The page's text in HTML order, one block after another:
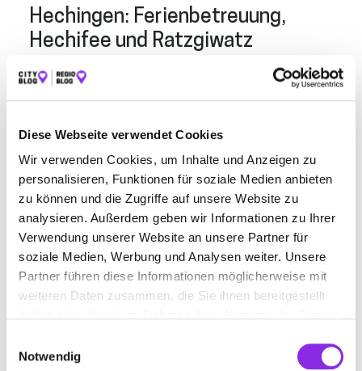
Diese Webseite verwendet Cookies
Wir verwenden Cookies, um Inhalte und Anzeigen zu
personalisieren, Funktionen für soziale Medien anbieten
zu können und die Zugriffe auf unsere Website zu
analysieren. Außerdem geben wir Informationen zu Ihrer
Verwendung unserer Website an unsere Partner für
soziale Medien, Werbung und Analysen weiter. Unsere
Partner führen diese Informationen möglicherweise mit
weiteren Daten zusammen, die Sie ihnen bereitgestellt
Notwendig
Hechingen: Ferienbetreuung,
Hechifee und Ratzgiwatz
InHechingen
gibt es gleich drei wichtige Anlaufstellen für
die Sommerferien.
Zum einen wird an den Grundschulen, an denen eine
angeboten. Diese kann in den Sommerferien am Stück
stattfinden oder über das Jahr verteilt werden. Die
Aktivitäten sind, abgesehen von Ausflügen, in den Räumen
der jeweiligen Grundschule. Die genauen Regelungen
besprichst du am besten mit dem Ansprechpartner in der
jeweiligen Schule.
Zum anderen gibt esHechifee – das Hechinger
Ferienprogramm. Dies ist das 29.Sommerferienprogramm
das vom städtischen Sachgebiet Kinder, Jugendliche, Schule
Ganztagesangebote zu verschiedenen Themen wie Römer,
Sport, Kunst, Open-Air-Kino, Naturwissenschaft, Tiere und